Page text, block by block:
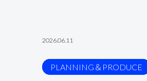
2026.06.11
PLANNING＆PRODUCE